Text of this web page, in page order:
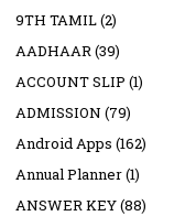
9TH TAMIL(2)
AADHAAR(39)
ACCOUNT SLIP (1)
ADMISSION (79)
Android Apps (162)
Annual Planner(1)
ANSWER KEY(88)